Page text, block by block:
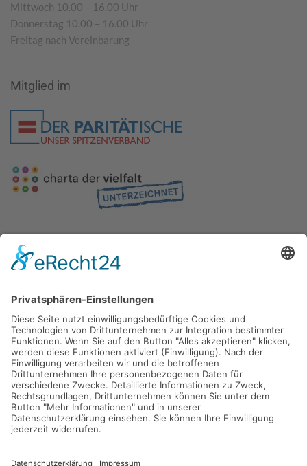
Mittwoch 10.00 – 16.00 Uhr
Donnerstag 10.00 – 16.00 Uhr
Freitag nach Vereinbarung
Mitglied im
Gefördert durch die
Freie und Hansestadt Hamburg